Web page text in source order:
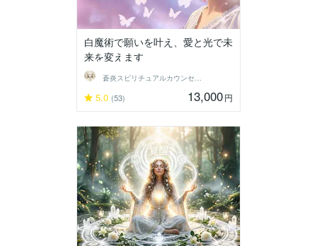
白魔術で願いを叶え、愛と光で未
来を変えます
蒼炎スピリチュアルカウンセラー
5.0 (53) 13,000円